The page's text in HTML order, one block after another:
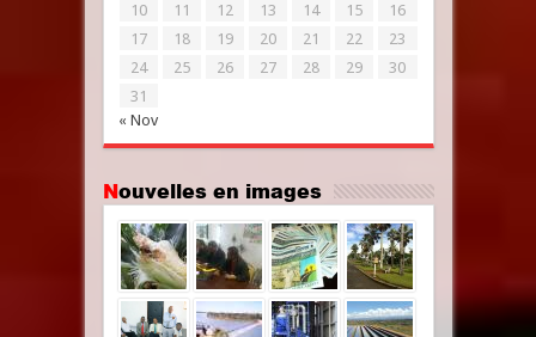
« Nov
10
11 12 13 14 15
16
17
18 19 20 21 22
23
24
25 26 27 28 29
30
31
Nouvelles en images